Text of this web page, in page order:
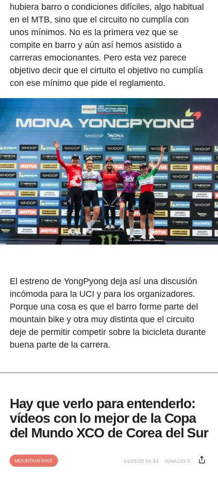
hubiera barro o condiciones difíciles, algo habitual
en el MTB, sino que el circuito no cumplía con
unos mínimos. No es la primera vez que se
compite en barro y aún así hemos asistido a
carreras emocionantes. Pero esta vez parece
objetivo decir que el cirtuito el objetivo no cumplía
con ese mínimo que pide el reglamento.
El estreno de YongPyong deja así una discusión
incómoda para la UCI y para los organizadores.
Porque una cosa es que el barro forme parte del
mountain bike y otra muy distinta que el circuito
deje de permitir competir sobre la bicicleta durante
buena parte de la carrera.
Hay que verlo para entenderlo:
vídeos con lo mejor de la Copa
del Mundo XCO de Corea del Sur
MOUNTAIN BIKE 04/05/26 08:34 IGNACIO P.